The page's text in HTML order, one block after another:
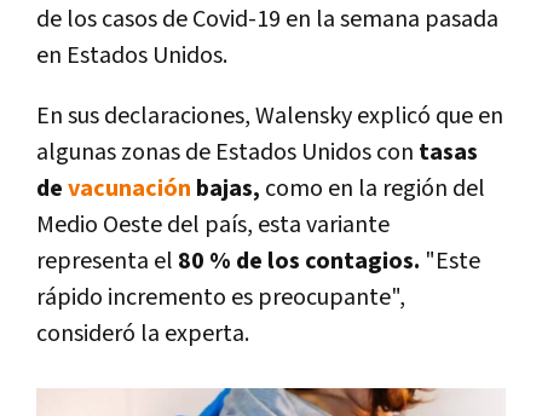
de los casos de Covid-19 en la semana pasada
en Estados Unidos.
En sus declaraciones, Walensky explicó que en
algunas zonas de Estados Unidos con tasas
devacunación bajas, como en la región del
Medio Oeste del país, esta variante
representa el 80 % de los contagios. "Este
rápido incremento es preocupante",
consideró la experta.